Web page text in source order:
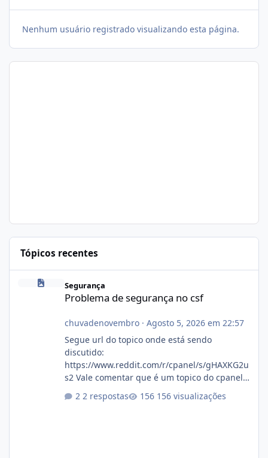
Nenhum usuário registrado visualizando esta página.
Tópicos recentes
Segurança
Problema de segurança no csf
chuvadenovembro· Agosto 5, 2026 em 22:57
Segue url do topico onde está sendo
discutido:
https://www.reddit.com/r/cpanel/s/gHAXKG2u
s2 Vale comentar que é um topico do cpanel...
2 respostas 156 visualizações